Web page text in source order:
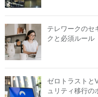
テレワークのセ
クと必須ルール
ゼロトラストと
ュリティ移行の